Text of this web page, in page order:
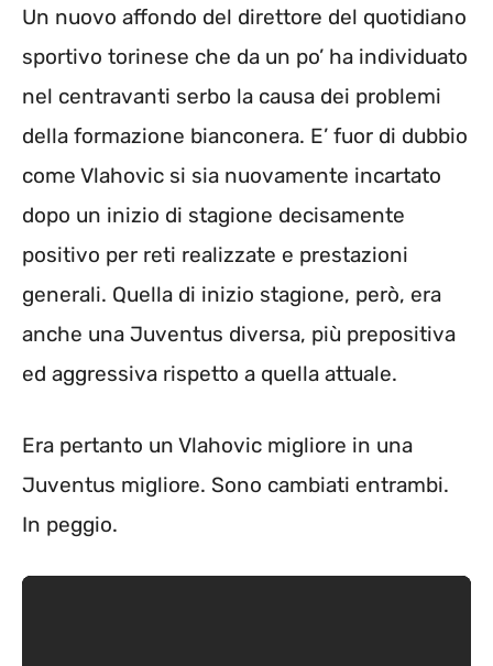
Un nuovo affondo del direttore del quotidiano
sportivo torinese che da un po’ ha individuato
nel centravanti serbo la causa dei problemi
della formazione bianconera. E’ fuor di dubbio
come Vlahovic si sia nuovamente incartato
dopo un inizio di stagione decisamente
positivo per reti realizzate e prestazioni
generali. Quella di inizio stagione, però, era
anche una Juventus diversa, più prepositiva
ed aggressiva rispetto a quella attuale.
Era pertanto un Vlahovic migliore in una
Juventus migliore. Sono cambiati entrambi.
In peggio.